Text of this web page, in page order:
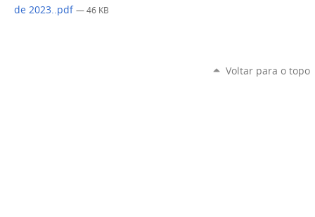
de 2023..pdf — 46 KB
Voltar para o topo